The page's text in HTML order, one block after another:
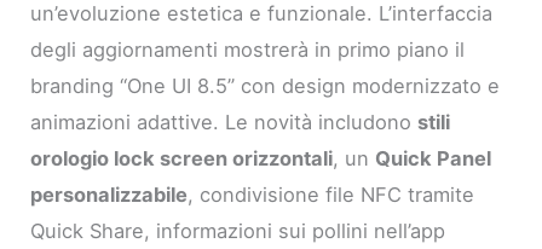
un’evoluzione estetica e funzionale. L’interfaccia
degli aggiornamenti mostrerà in primo piano il
branding “One UI 8.5” con design modernizzato e
animazioni adattive. Le novità includono stili
orologio lock screen orizzontali, un Quick Panel
personalizzabile, condivisione file NFC tramite
Quick Share, informazioni sui pollini nell’app